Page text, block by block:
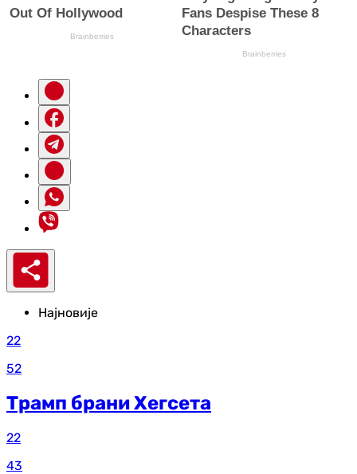
Најновије
22
52
Трамп брани Хегсета
22
43